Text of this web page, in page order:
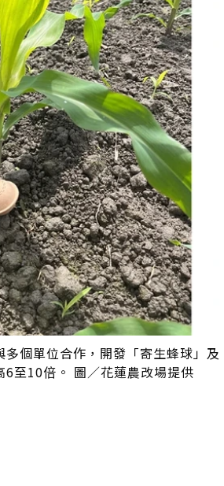
個單位合作，開發「寄生蜂球」
至10倍。 圖／花蓮農改場提供